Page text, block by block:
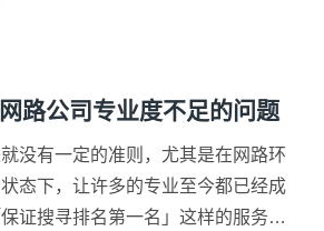
说网路行销是一门很专业的技术。
路公司专业度不足的问题
没有一定的准则，尤其是在网路环
态下，让许多的专业至今都已经成
证搜寻排名第一名」这样的服务早